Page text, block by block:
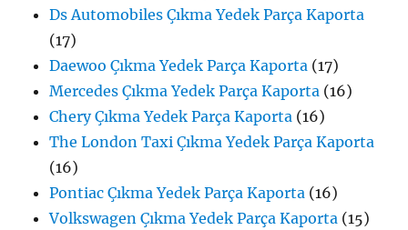
Ds Automobiles Çıkma Yedek Parça Kaporta
(17)
Daewoo Çıkma Yedek Parça Kaporta (17)
Mercedes Çıkma Yedek Parça Kaporta (16)
Chery Çıkma Yedek Parça Kaporta (16)
The London Taxi Çıkma Yedek Parça Kaporta
(16)
Pontiac Çıkma Yedek Parça Kaporta (16)
Volkswagen Çıkma Yedek Parça Kaporta (15)